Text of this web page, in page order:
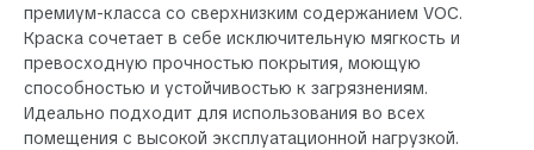
премиум-класса со сверхнизким содержанием VOC.
Краска сочетает в себе исключительную мягкость и
превосходную прочностью покрытия, моющую
способностью и устойчивостью к загрязнениям.
Идеально подходит для использования во всех
помещения с высокой эксплуатационной нагрузкой.